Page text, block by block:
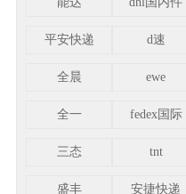
平安快递 d速
全晨 ewe
全一 fedex国际
三态 tnt
盛丰 安捷快递